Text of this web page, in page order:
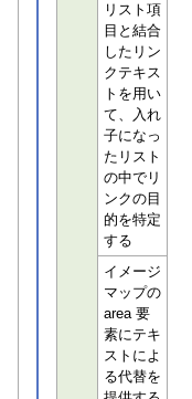
リスト項
目と結合
したリン
クテキス
トを用い
て、入れ
子になっ
たリスト
の中でリ
ンクの目
的を特定
する
イメージ
マップの
area 要
素にテキ
ストによ
る代替を